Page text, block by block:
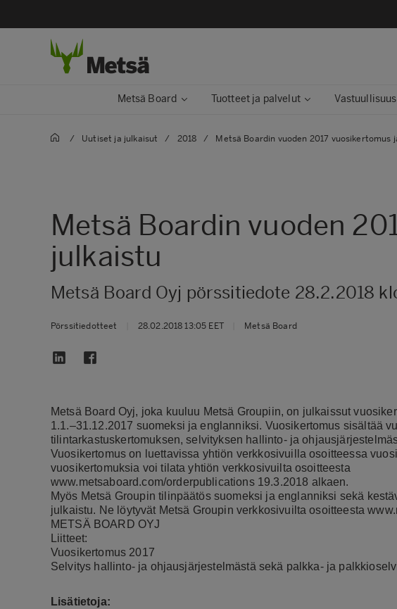
Metsä Board Tuotteet ja palvelut Vastuullisuus
/ Uutiset ja julkaisut / 2018 / Metsä Boardin vuoden 2017 vuosikertomus
Metsä Boardin vuoden
julkaistu
Metsä Board Oyj pörssitiedote 28.2.2018
Pörssitiedotteet 28.02.2018 13:05 EET Metsä Board
Metsä Board Oyj, joka kuuluu Metsä Groupiin, on julkaissut
1.1.–31.12.2017 suomeksi ja englanniksi. Vuosikertomus sisältää
tilintarkastuskertomuksen, selvityksen hallinto- ja
Vuosikertomus on luettavissa yhtiön verkkosivuilla osoitteessa
vuosikertomuksia voi tilata yhtiön verkkosivuilta osoitteesta
www.metsaboard.com/orderpublications19.3.2018 alkaen.
Myös Metsä Groupin tilinpäätös suomeksi ja englanniksi sekä
julkaistu. Ne löytyvät Metsä Groupin verkkosivuilta osoitteesta
METSÄ BOARD OYJ
Liitteet:
Vuosikertomus 2017
Selvitys hallinto- ja ohjausjärjestelmästä sekä palkka- ja
Lisätietoja: